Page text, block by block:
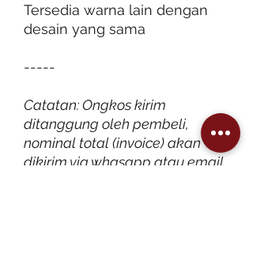
Tersedia warna lain dengan
desain yang sama
-----
Catatan: Ongkos kirim
ditanggung oleh pembeli,
nominal total (invoice) akan
dikirim via whasapp atau email